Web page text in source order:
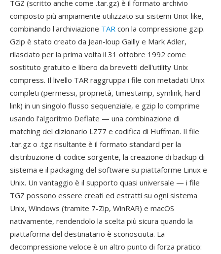
TGZ (scritto anche come .tar.gz) è il formato archivio
composto più ampiamente utilizzato sui sistemi Unix-like,
combinando l'archiviazione TAR con la compressione gzip.
Gzip è stato creato da Jean-loup Gailly e Mark Adler,
rilasciato per la prima volta il 31 ottobre 1992 come
sostituto gratuito e libero da brevetti dell'utility Unix
compress. Il livello TAR raggruppa i file con metadati Unix
completi (permessi, proprietà, timestamp, symlink, hard
link) in un singolo flusso sequenziale, e gzip lo comprime
usando l'algoritmo Deflate — una combinazione di
matching del dizionario LZ77 e codifica di Huffman. Il file
.tar.gz o .tgz risultante è il formato standard per la
distribuzione di codice sorgente, la creazione di backup di
sistema e il packaging del software su piattaforme Linux e
Unix. Un vantaggio è il supporto quasi universale — i file
TGZ possono essere creati ed estratti su ogni sistema
Unix, Windows (tramite 7-Zip, WinRAR) e macOS
nativamente, rendendolo la scelta più sicura quando la
piattaforma del destinatario è sconosciuta. La
decompressione veloce è un altro punto di forza pratico: